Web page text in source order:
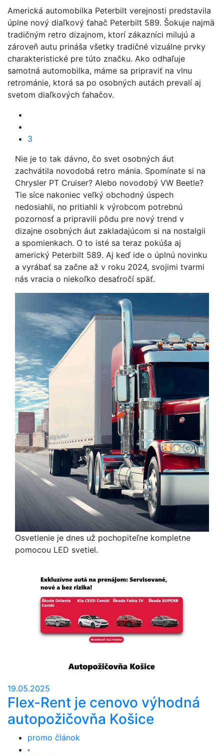
Americká automobilka Peterbilt verejnosti predstavila
úplne nový diaľkový ťahač Peterbilt 589. Šokuje najmä
tradičným retro dizajnom, ktorí zákazníci milujú a
zároveň autu prináša všetky tradičné vizuálne prvky
charakteristické pre túto značku. Ako odhaľuje
samotná automobilka, máme sa pripraviť na vlnu
retrománie, ktorá sa po osobných autách prevalí aj
svetom diaľkových ťahačov.
3
Nie je to tak dávno, čo svet osobných áut
zachvátila novodobá retro mánia. Spomínate si na
Chrysler PT Cruiser? Alebo novodobý VW Beetle?
Tie síce nakoniec veľký obchodný úspech
nedosiahli, no pritiahli k výrobcom potrebnú
pozornosť a pripravili pôdu pre nový trend v
dizajne osobných áut zakladajúcom si na nostalgii
a spomienkach. O to isté sa teraz pokúša aj
americký Peterbilt 589. Aj keď ide o úplnú novinku
a vyrábať sa začne až v roku 2024, svojimi tvarmi
nás vracia o niekoľko desaťročí späť.
Osvetlenie je dnes už pochopiteľne kompletne
pomocou LED svetiel.
19.05.2025
Flex-Rent je cenovo výhodná
autopožičovňa Košice
promo článok